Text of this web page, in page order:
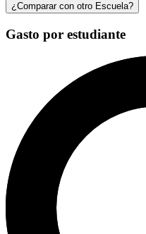
¿Comparar con otro Escuela?
Gasto por estudiante